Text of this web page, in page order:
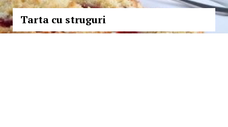
Tarta cu struguri